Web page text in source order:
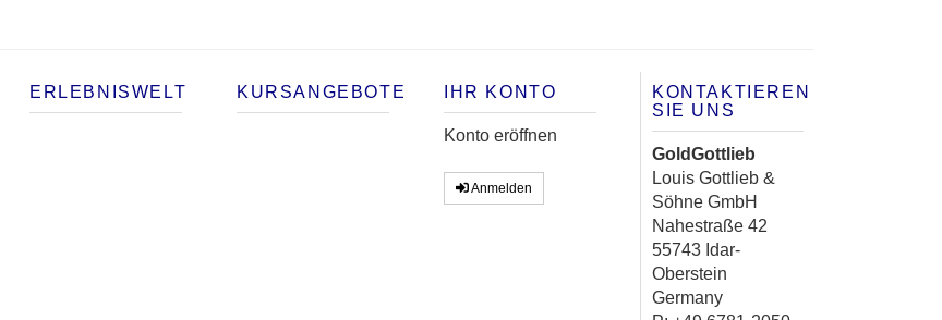
ERLEBNISWELT KURSANGEBOTE IHR KONTO
Konto eröffnen
Anmelden
KONTAKTIEREN
SIE UNS
GoldGottlieb
Louis Gottlieb &
Söhne GmbH
Nahestraße 42
55743 Idar-
Oberstein
Germany